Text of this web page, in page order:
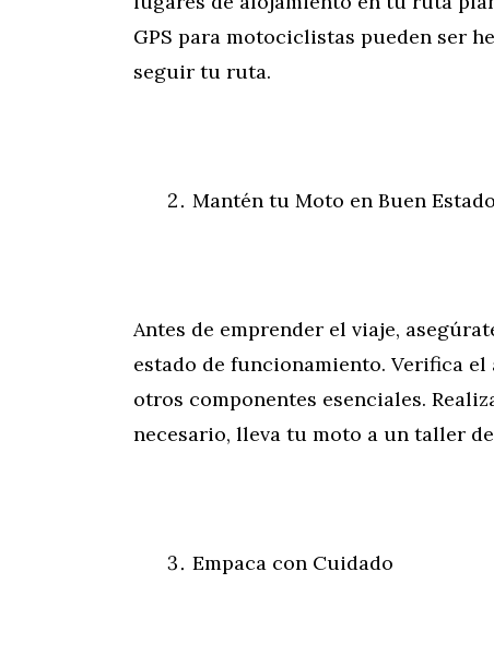
GPS para motociclistas pueden ser
seguir tu ruta.
Mantén tu Moto en Buen Estado
Antes de emprender el viaje,
estado de funcionamiento. Verifica
otros componentes esenciales.
necesario, lleva tu moto a un taller
Empaca con Cuidado